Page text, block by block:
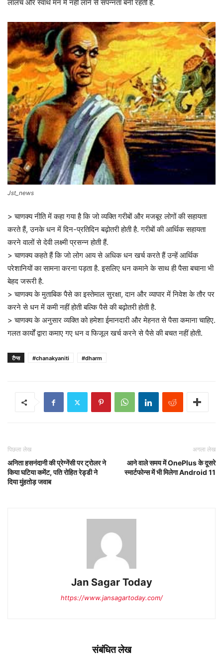
लालच और स्वार्थ मन में नहीं लाने से संपन्नता बनी रहती है.
Jst_news
> चाणक्य नीति में कहा गया है कि जो व्यक्ति गरीबों और मजबूर लोगों की सहायता
करते हैं, उनके धन में दिन-प्रतिदिन बढ़ोतरी होती है. गरीबों की आर्थिक सहायता
करने वालों से देवी लक्ष्मी प्रसन्न होती हैं.
> चाणक्य कहते हैं कि जो लोग आय से अधिक धन खर्च करते हैं उन्हें आर्थिक
परेशानियों का सामना करना पड़ता है. इसलिए धन कमाने के साथ ही पैसा बचाना भी
बेहद जरूरी है.
> चाणक्य के मुताबिक पैसे का इस्तेमाल सुरक्षा, दान और व्यापार में निवेश के तौर पर
करने से धन में कमी नहीं होती बल्कि पैसे की बढ़ोतरी होती है.
> चाणक्य के अनुसार व्यक्ति को हमेशा ईमानदारी और मेहनत से पैसा कमाना चाहिए.
गलत कार्यों द्वारा कमाए गए धन व फिजूल खर्च करने से पैसे की बचत नहीं होती.
टैग्स #chanakyaniti #dharm
पिछला लेख
अनिता हसनंदानी की प्रेग्नेंसी पर ट्रोलर ने
किया घटिया कमेंट, पति रोहित रेड्डी ने
दिया मुंहतोड़ जवाब
अगला लेख
आने वाले समय में OnePlus के दूसरे
स्मार्टफोन्स में भी मिलेगा Android 11
Jan Sagar Today
https://www.jansagartoday.com/
संबंधित लेख